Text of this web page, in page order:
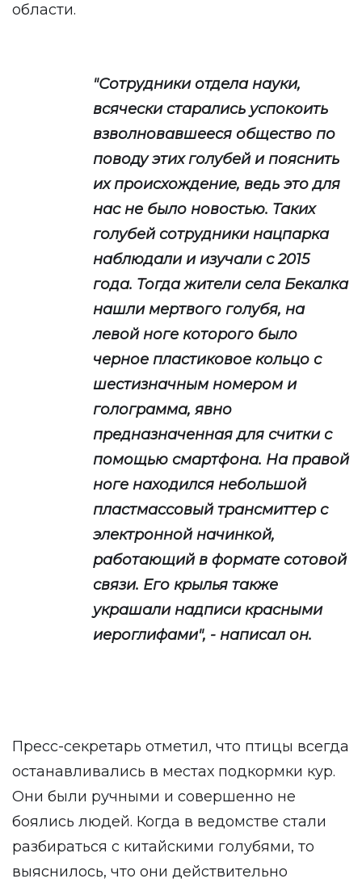
области.
"Сотрудники отдела науки,
всячески старались успокоить
взволновавшееся общество по
поводу этих голубей и пояснить
их происхождение, ведь это для
нас не было новостью. Таких
голубей сотрудники нацпарка
наблюдали и изучали с 2015
года. Тогда жители села Бекалка
нашли мертвого голубя, на
левой ноге которого было
черное пластиковое кольцо с
шестизначным номером и
голограмма, явно
предназначенная для считки с
помощью смартфона. На правой
ноге находился небольшой
пластмассовый трансмиттер с
электронной начинкой,
работающий в формате сотовой
связи. Его крылья также
украшали надписи красными
иероглифами", - написал он.
Пресс-секретарь отметил, что птицы всегда
останавливались в местах подкормки кур.
Они были ручными и совершенно не
боялись людей. Когда в ведомстве стали
разбираться с китайскими голубями, то
выяснилось, что они действительно